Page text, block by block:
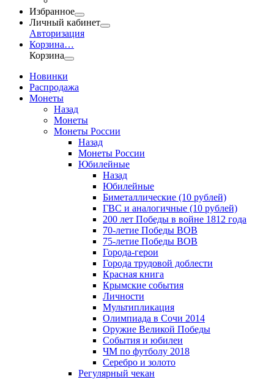
Избранное
Личный кабинет
Авторизация
Корзина…
Корзина
Новинки
Распродажа
Монеты
Назад
Монеты
Монеты России
Назад
Монеты России
Юбилейные
Назад
Юбилейные
Биметаллические (10 рублей)
ГВС и аналогичные (10 рублей)
200 лет Победы в войне 1812 года
70-летие Победы ВОВ
75-летие Победы ВОВ
Города-герои
Города трудовой доблести
Красная книга
Крымские события
Личности
Мультипликация
Олимпиада в Сочи 2014
Оружие Великой Победы
События и юбилеи
ЧМ по футболу 2018
Серебро и золото
Регулярный чекан